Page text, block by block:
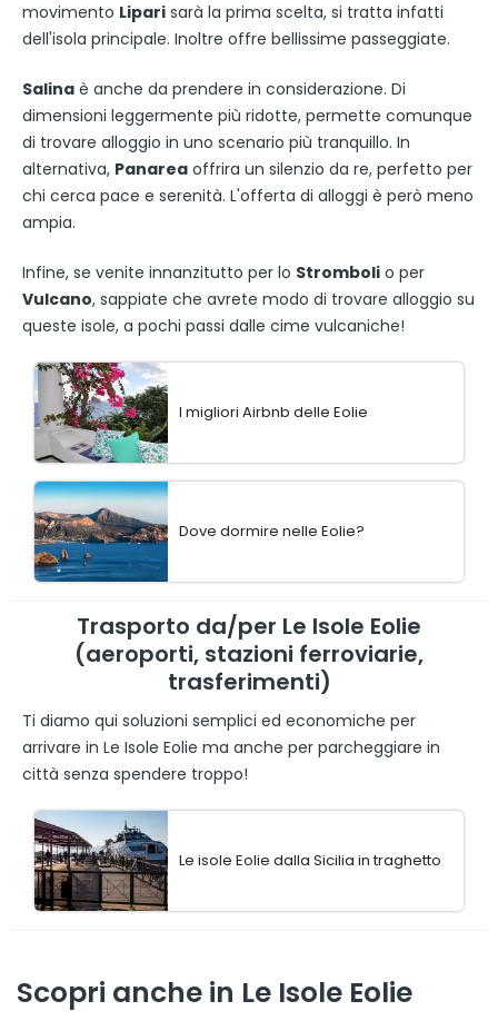
movimento Lipari sarà la prima scelta, si tratta infatti
dell'isola principale. Inoltre offre bellissime passeggiate.
Salina è anche da prendere in considerazione. Di
dimensioni leggermente più ridotte, permette comunque
di trovare alloggio in uno scenario più tranquillo. In
alternativa, Panarea offrira un silenzio da re, perfetto per
chi cerca pace e serenità. L'offerta di alloggi è però meno
ampia.
Infine, se venite innanzitutto per lo Stromboli o per
Vulcano, sappiate che avrete modo di trovare alloggio su
queste isole, a pochi passi dalle cime vulcaniche!
I migliori Airbnb delle Eolie
Dove dormire nelle Eolie?
Trasporto da/per Le Isole Eolie
(aeroporti, stazioni ferroviarie,
trasferimenti)
Ti diamo qui soluzioni semplici ed economiche per
arrivare in Le Isole Eolie ma anche per parcheggiare in
città senza spendere troppo!
Le isole Eolie dalla Sicilia in traghetto
Scopri anche in Le Isole Eolie